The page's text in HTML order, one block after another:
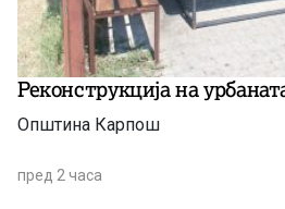
Реконструкција на
Општина Карпош
пред 2 часа